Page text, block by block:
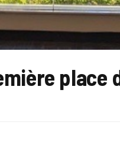
place